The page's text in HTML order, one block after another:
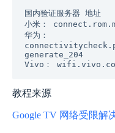
国内验证服务器 地址
小米：
华为：
generate_204
Vivo：
教程来源
Google TV 网络受限解